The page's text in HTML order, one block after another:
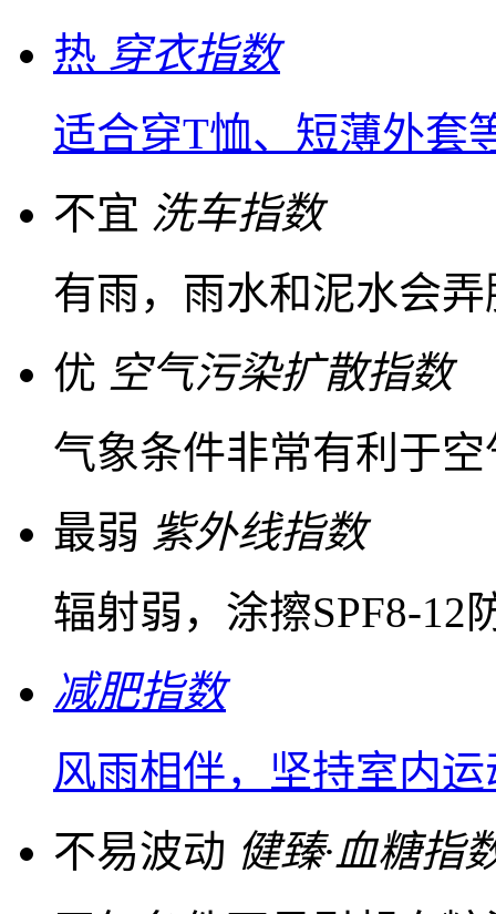
热 穿衣指数
适合穿T恤、短薄外套
不宜 洗车指数
有雨，雨水和泥水会
优 空气污染扩散指数
气象条件非常有利于
最弱 紫外线指数
辐射弱，涂擦SPF8-12
减肥指数
风雨相伴，坚持室内
不易波动 健臻·血糖指